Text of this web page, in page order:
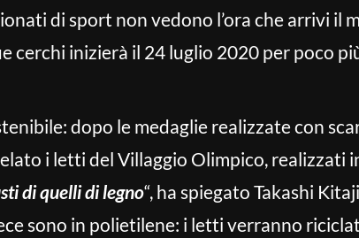
di sport non vedono l’ora che arrivi il
cerchi inizierà il 24 luglio 2020 per poco
dopo le medaglie realizzate con
i letti del Villaggio Olimpico, realizzati
di quelli di legno“, ha spiegato Takashi
sono in polietilene: i letti verranno